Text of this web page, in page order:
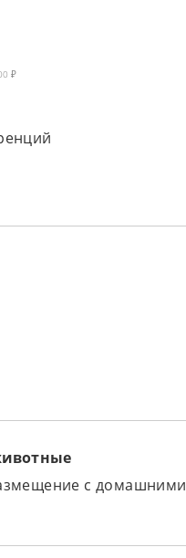
₽
с домашними